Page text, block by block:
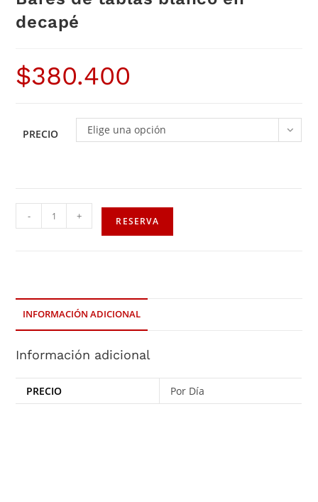
decapé
$380.400
PRECIO Elige una opción
- + RESERVA
INFORMACIÓN ADICIONAL
Información adicional
PRECIO Por Día